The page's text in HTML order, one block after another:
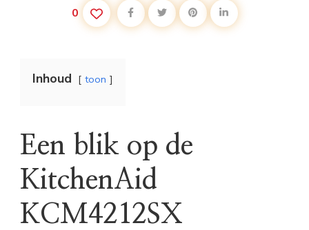
0
Inhoud toon
Een blik op de
KitchenAid
KCM4212SX